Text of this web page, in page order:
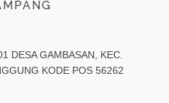
DESA GAMBASAN, KEC.
KODE POS 56262